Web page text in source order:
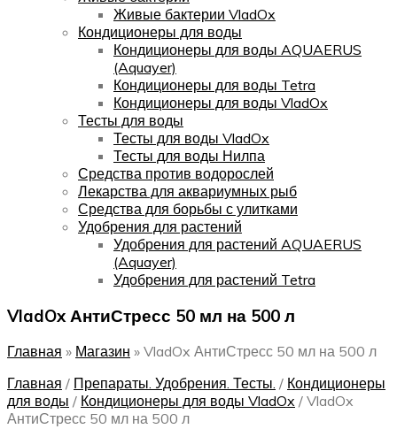
Живые бактерии VladOx
Кондиционеры для воды
Кондиционеры для воды AQUAERUS
(Aquayer)
Кондиционеры для воды Tetra
Кондиционеры для воды VladOx
Тесты для воды
Тесты для воды VladOx
Тесты для воды Нилпа
Средства против водорослей
Лекарства для аквариумных рыб
Средства для борьбы с улитками
Удобрения для растений
Удобрения для растений AQUAERUS
(Aquayer)
Удобрения для растений Tetra
VladOx АнтиСтресс 50 мл на 500 л
Главная » Магазин » VladOx АнтиСтресс 50 мл на 500 л
Главная / Препараты. Удобрения. Тесты. / Кондиционеры
для воды / Кондиционеры для воды VladOx / VladOx
АнтиСтресс 50 мл на 500 л